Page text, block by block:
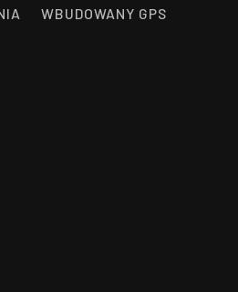
WBUDOWANY GPS